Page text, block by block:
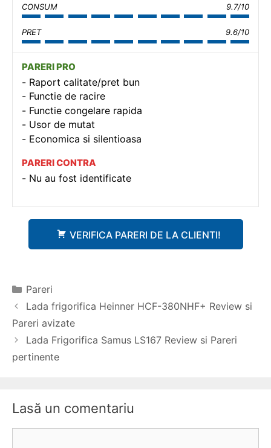
CONSUM 9.7/10
PRET 9.6/10
PARERI PRO
Raport calitate/pret bun
Functie de racire
Functie congelare rapida
Usor de mutat
Economica si silentioasa
PARERI CONTRA
Nu au fost identificate
VERIFICA PARERI DE LA CLIENTI!
Categorii
Pareri
Navigare
în
Lada frigorifica Heinner HCF-380NHF+ Review si
Pareri avizate
Lada Frigorifica Samus LS167 Review si Pareri
pertinente
Lasă un comentariu